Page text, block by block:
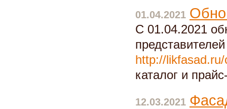
01.04.2021
С 01.04.2021
http://
каталог и
12.03.2021